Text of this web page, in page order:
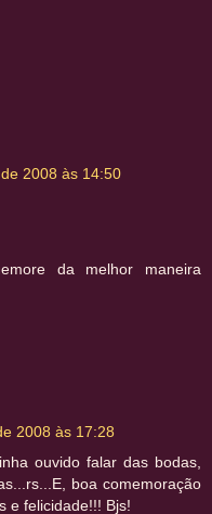
2008 às 14:50
da melhor maneira
2008 às 17:28
ouvido falar das bodas,
boa comemoração
e felicidade!!! Bjs!